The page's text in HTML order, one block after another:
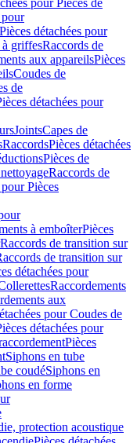
pour Pièces de
pour
Pièces détachées pour
à griffesRaccords de
aux appareilsPièces
Coudes de
de
détachées pour
JointsCapes de
RaccordsPièces détachées
Pièces de
Raccords de
Pièces
à emboîterPièces
Raccords de transition sur
de transition sur
détachées pour
Raccordements
aux
pour Coudes de
détachées pour
Pièces
Siphons en tube
coudéSiphons en
en forme
protection acoustique